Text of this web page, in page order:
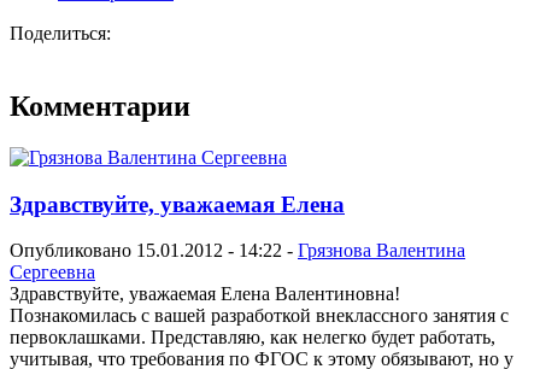
Поделиться:
Комментарии
Здравствуйте, уважаемая Елена
Опубликовано 15.01.2012 - 14:22 - Грязнова Валентина
Сергеевна
Здравствуйте, уважаемая Елена Валентиновна!
Познакомилась с вашей разработкой внеклассного занятия с
первоклашками. Представляю, как нелегко будет работать,
учитывая, что требования по ФГОС к этому обязывают, но у